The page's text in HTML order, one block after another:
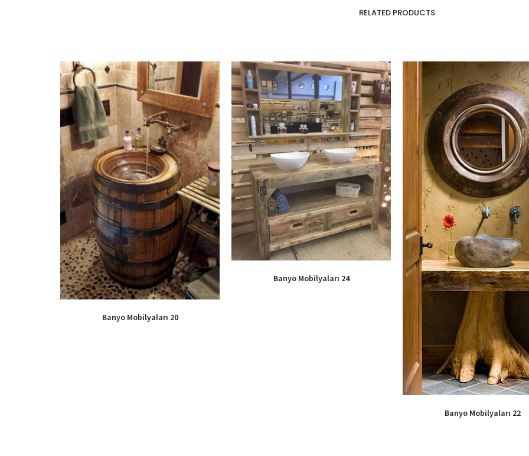
RELATED PRODUCTS
Banyo Mobilyaları 20
Banyo Mobilyaları 24
Banyo Mobilyaları 22